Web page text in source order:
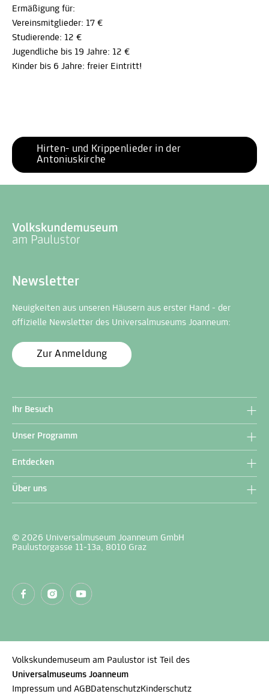
Ermäßigung für:
Vereinsmitglieder: 17 €
Studierende: 12 €
Jugendliche bis 19 Jahre: 12 €
Kinder bis 6 Jahre: freier Eintritt!
Hirten- und Krippenlieder in der
Antoniuskirche
Newsletter
Neuigkeiten aus unseren Häusern aus erster Hand - der
offizielle Newsletter des Universalmuseums Joanneum:
Zur Anmeldung
Ihr Besuch
Unser Programm
Entdecken
Über uns
© 2026 Universalmuseum Joanneum GmbH
Paulustorgasse 11-13a, 8010 Graz
Volkskundemuseum am Paulustor ist Teil des
Universalmuseums Joanneum
Impressum und AGBDatenschutzKinderschutz